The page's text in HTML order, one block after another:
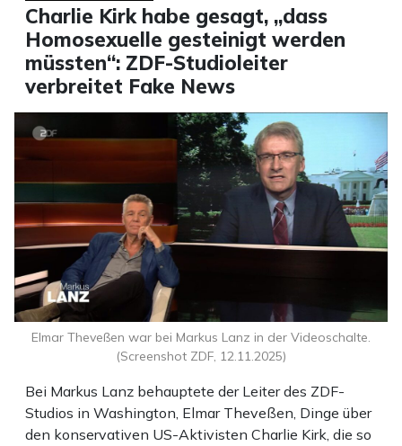
Charlie Kirk habe gesagt, „dass
Homosexuelle gesteinigt werden
müssten“: ZDF-Studioleiter
verbreitet Fake News
Bei Markus Lanz behauptete der Leiter des ZDF-
Studios in Washington, Elmar Theveßen, Dinge über
den konservativen US-Aktivisten Charlie Kirk, die so
Elmar Theveßen war bei Markus Lanz in der Videoschalte.
(Screenshot ZDF, 12.11.2025)